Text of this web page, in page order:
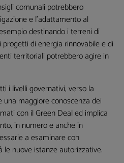
comunali potrebbero
e l’adattamento al
destinando i terreni di
di energia rinnovabile e di
territoriali potrebbero agire in
i livelli governativi, verso la
maggiore conoscenza dei
con il Green Deal ed implica
in numero e anche in
a esaminare con
nuove istanze autorizzative.
sono obbligatori,
mi sarebbero
di contenuti